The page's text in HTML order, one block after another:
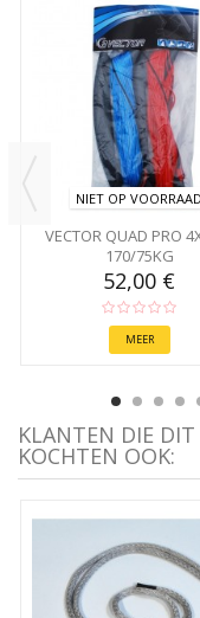
NIET OP VOORRAAD
VECTOR QUAD PRO
170/75KG
52,00 €
MEER
KLANTEN DIE
KOCHTEN OOK: